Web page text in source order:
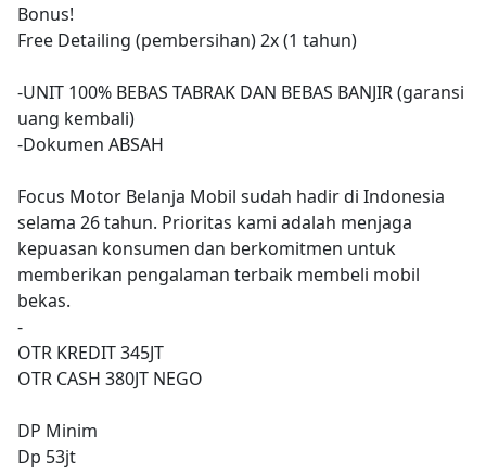
Bonus!
Free Detailing (pembersihan) 2x (1 tahun)
-UNIT 100% BEBAS TABRAK DAN BEBAS BANJIR (garansi
uang kembali)
-Dokumen ABSAH
Focus Motor Belanja Mobil sudah hadir di Indonesia
selama 26 tahun. Prioritas kami adalah menjaga
kepuasan konsumen dan berkomitmen untuk
memberikan pengalaman terbaik membeli mobil
bekas.
-
OTR KREDIT 345JT
OTR CASH 380JT NEGO
DP Minim
Dp 53jt